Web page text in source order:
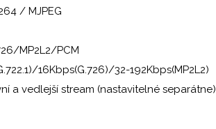
/ MJPEG
MP2L2/PCM
16Kbps(G.726)/32-192Kbps(MP2L2)
a vedlejší stream (nastavitelné separátne)